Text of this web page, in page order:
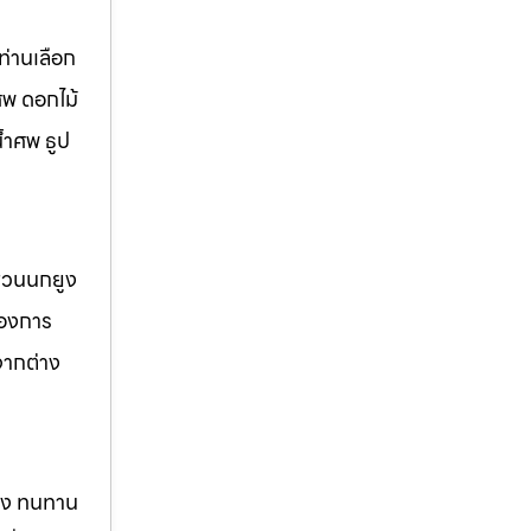
นเลือก
ดอกไม้
ศพ ธูป
นนกยูง
การ
กต่าง
ทนทาน